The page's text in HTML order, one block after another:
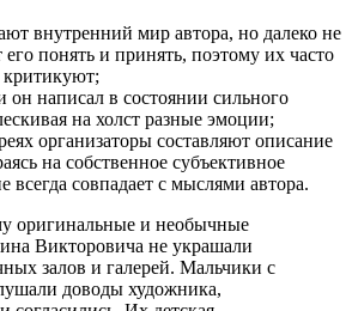
внутренний мир автора, но далеко не
понять и принять, поэтому их часто
критикуют;
он написал в состоянии сильного
на холст разные эмоции;
организаторы составляют описание
на собственное субъективное
всегда совпадает с мыслями автора.
оригинальные и необычные
Викторовича не украшали
залов и галерей. Мальчики с
доводы художника,